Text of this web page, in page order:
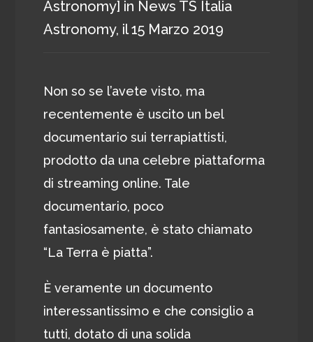
Astronomy] in News TS Italia
Astronomy, il15 Marzo 2019
Non so se l’avete visto, ma
recentemente è uscito un bel
documentario sui terrapiattisti,
prodotto da una celebre piattaforma
di streaming online. Tale
documentario, poco
fantasiosamente, è stato chiamato
“La Terra è piatta”.
È veramente un documento
interessantissimo e che consiglio a
tutti, dotato di una solida